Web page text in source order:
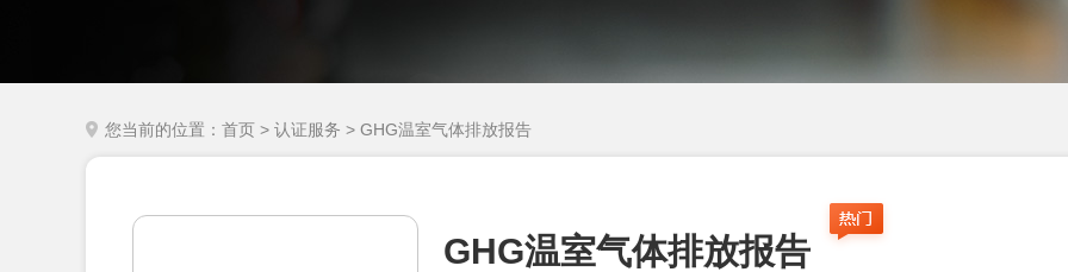
您当前的位置： 首页 > 认证服务 > GHG温室气体排放报告
GHG温室气体排放报告